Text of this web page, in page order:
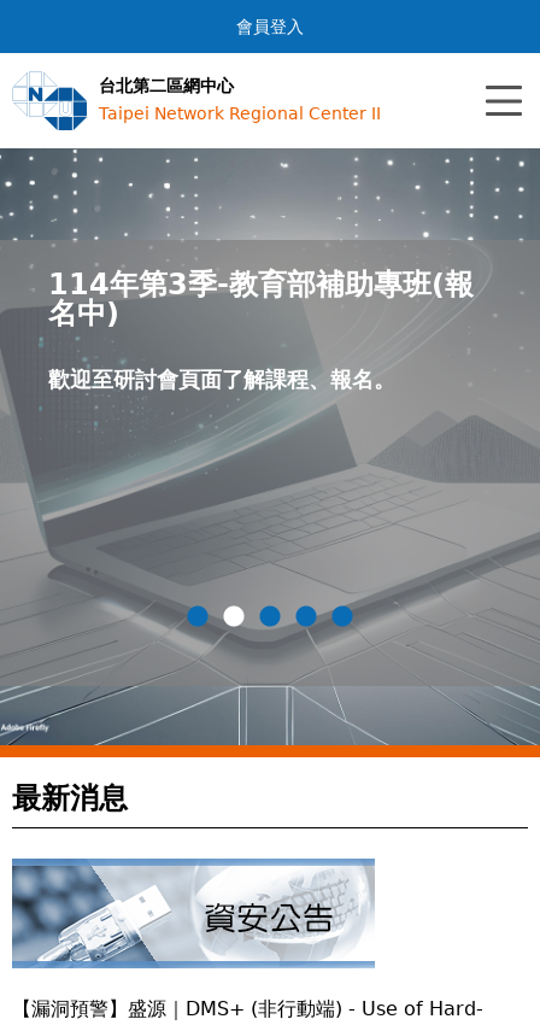
Jump to navigation
會員登入
台北第二區網中心
Taipei Network Regional Center II
【115年度政大區網中心研習會】
115年暑期研討會 (報名點擊＞我要參加)
114年第3季-教育部補助專班(報
名中)
歡迎至研討會頁面了解課程、報名。
114年教育體系資安專業訓練課程
(報名中)
歡迎至研討會頁面了解課程、報名。
115年專業證照課程
藍隊資安防禦通識-EC-Council CND 認證課
程
臺北第二區網中心新網站啟用
會員僅供本區網連線單位申請。人員提出申請
後，本區網中心將盡快回應。
最新消息
【漏洞預警】盛源｜DMS+ (非行動端) - Use of Hard-